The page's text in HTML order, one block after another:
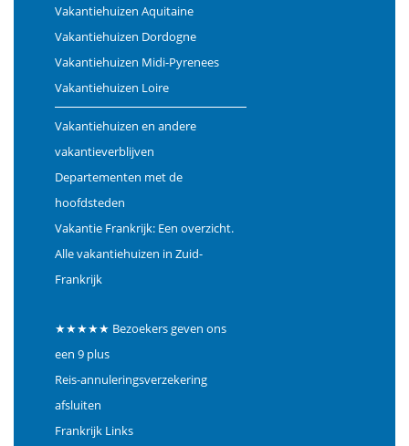
Vakantiehuizen Aquitaine
Vakantiehuizen Dordogne
Vakantiehuizen Midi-Pyrenees
Vakantiehuizen Loire
Vakantiehuizen en andere
vakantieverblijven
Departementen met de
hoofdsteden
Vakantie Frankrijk: Een overzicht.
Alle vakantiehuizen in Zuid-
Frankrijk
★★★★★ Bezoekers geven ons
een 9 plus
Reis-annuleringsverzekering
afsluiten
Frankrijk Links